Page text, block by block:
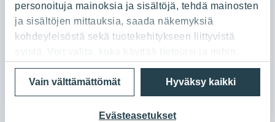
personoituja mainoksia ja sisältöjä, tehdä mainosten
ja sisältöjen mittauksia, saada näkemyksiä
kohdeyleisöstä sekä tuotekehitykseen liittyvistä
syistä. Voit valita, kuka käyttää tietojasi ja mihin
tarkoituksiin.
Jos sallit, haluamme myös tehdä seuraavia:
Kerätä tietoja maantieteellisestä sijainnistasi,
Hyväksy kaikki
Evästeasetukset
Vain välttämättömät
Media
Yhteystiedot
Infrarakentaminen
Toimitilarakentaminen
Teollisuusrakentaminen
020 433 111
Tietosuoja ja Käyttöehdot Lähetä meille palautetta
Evästeet